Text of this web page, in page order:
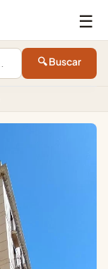
☰
🔍 Buscar